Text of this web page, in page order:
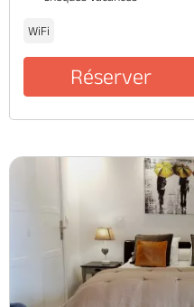
WiFi
Réserver